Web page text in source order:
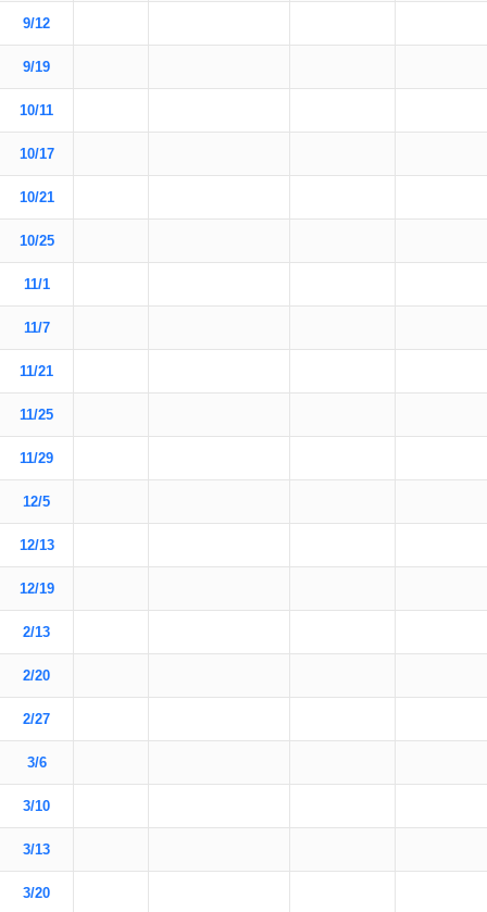
9/12
9/19
10/11
10/17
10/21
10/25
11/1
11/7
11/21
11/25
11/29
12/5
12/13
12/19
2/13
2/20
2/27
3/6
3/10
3/13
3/20